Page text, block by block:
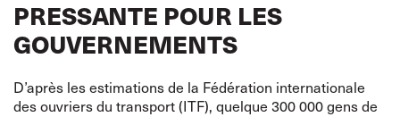
PRESSANTE POUR LES
GOUVERNEMENTS
D’après les estimations de la Fédération internationale
des ouvriers du transport (ITF), quelque 300 000 gens de